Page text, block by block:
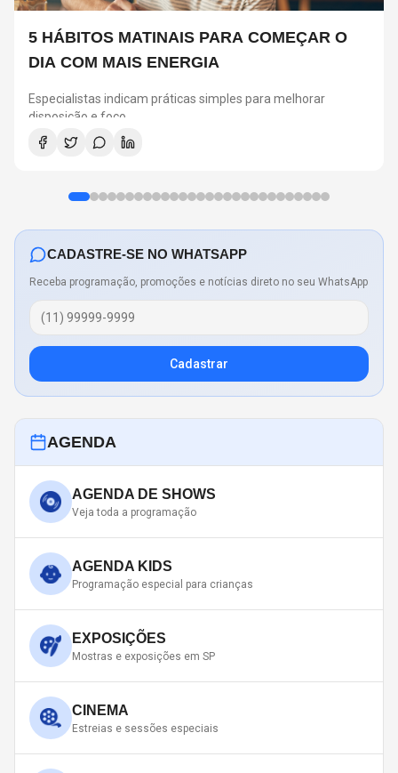
5 HÁBITOS MATINAIS PARA COMEÇAR O
DIA COM MAIS ENERGIA
Especialistas indicam práticas simples para melhorar
disposição e foco
CADASTRE-SE NO WHATSAPP
Receba programação, promoções e notícias direto no seu WhatsApp
Cadastrar
AGENDA
AGENDA DE SHOWS
Veja toda a programação
AGENDA KIDS
Programação especial para crianças
EXPOSIÇÕES
Mostras e exposições em SP
CINEMA
Estreias e sessões especiais